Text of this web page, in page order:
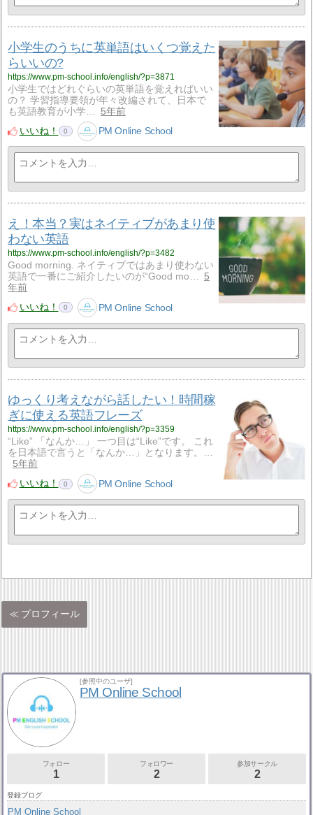
小学生のうちに英単語はいくつ覚えた
らいいの?
https://www.pm-school.info/english/?p=3871
小学生ではどれぐらいの英単語を覚えればいい
の？ 学習指導要領が年々改編されて、日本で
も英語教育が小学…
5年前
いいね！
0 PM Online School
え！本当？実はネイティブがあまり使
わない英語
https://www.pm-school.info/english/?p=3482
Good morning. ネイティブではあまり使わない
英語で一番にご紹介したいのが“Good mo…
5
年前
いいね！
0 PM Online School
ゆっくり考えながら話したい！時間稼
ぎに使える英語フレーズ
https://www.pm-school.info/english/?p=3359
“Like” 「なんか…」 一つ目は“Like”です。 これ
を日本語で言うと「なんか…」となります。…
5年前
いいね！
0 PM Online School
プロフィール
[参照中のユーザ]
PM Online School
フォロー
1
フォロワー
2
参加サークル
2
登録ブログ
PM Online School